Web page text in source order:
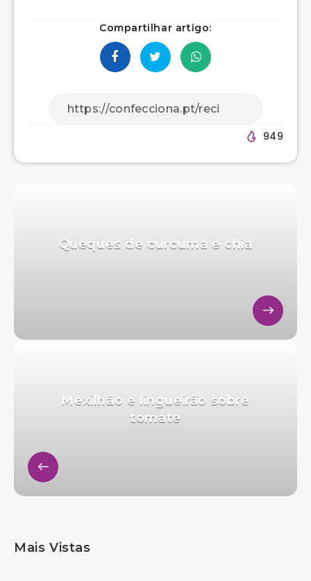
Compartilhar artigo:
949
Queques de curcuma e chia
Mexilhão e lingueirão sobre
tomate
Mais Vistas